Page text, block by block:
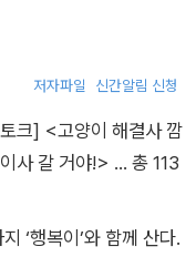
는데……. 깜냥은 과연
, 생선 도둑이라는 오해
저자파일 신간알림 신청
크] <고양이 해결사 깜
사 갈 거야!> … 총 113
‘행복이’와 함께 산다.